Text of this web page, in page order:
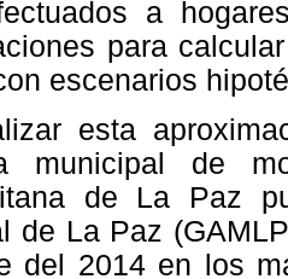
a
para
escenarios
esta
municipal de
de La Paz
de La Paz
del 2014 en los